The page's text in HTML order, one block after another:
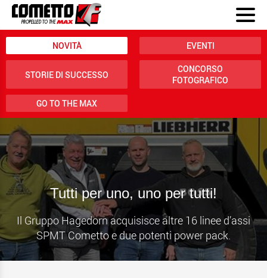
NOVITÀ EVENTI
STORIE DI SUCCESSO
CONCORSO
FOTOGRAFICO
GO TO THE MAX
Tutti per uno, uno per tutti!
Il Gruppo Hagedorn acquisisce altre 16 linee d’assi
SPMT Cometto e due potenti power pack.